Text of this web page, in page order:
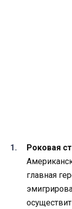
Роковая
главная